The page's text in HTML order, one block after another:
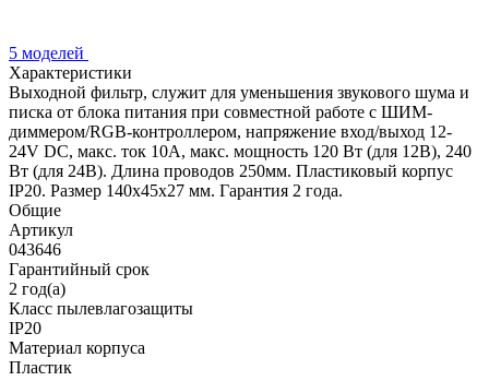
5 моделей
Характеристики
Выходной фильтр, служит для уменьшения звукового шума и
писка от блока питания при совместной работе с ШИМ-
диммером/RGB-контроллером, напряжение вход/выход 12-
24V DC, макс. ток 10A, макс. мощность 120 Вт (для 12В), 240
Вт (для 24В). Длина проводов 250мм. Пластиковый корпус
IP20. Размер 140х45х27 мм. Гарантия 2 года.
Общие
Артикул
043646
Гарантийный срок
2 год(а)
Класс пылевлагозащиты
IP20
Материал корпуса
Пластик